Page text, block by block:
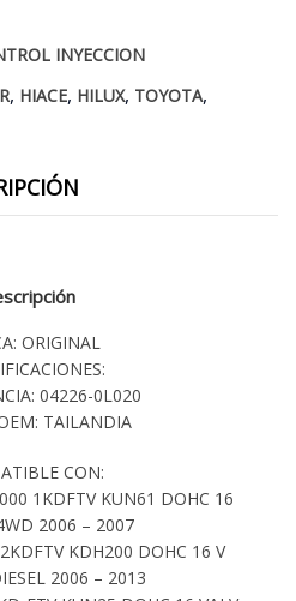
INYECCION
, HIACE, HILUX, TOYOTA,
ORIGINAL
04226-0L020
TAILANDIA
CON:
1KDFTV KUN61 DOHC 16
2006 – 2007
KDH200 DOHC 16 V
2006 – 2013